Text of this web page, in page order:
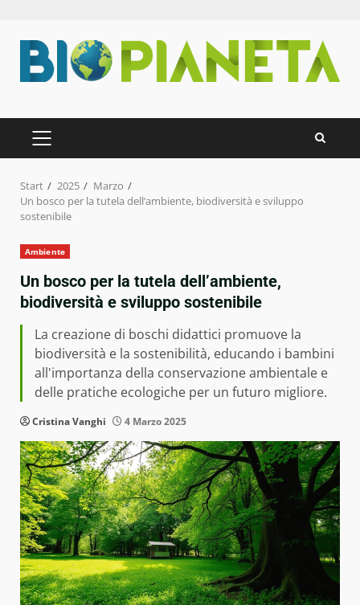
Inhalt
springen
PRIMÄRES
MENÜ
Start 2025
Marzo
Un bosco per la tutela dell’ambiente, biodiversità e sviluppo
sostenibile
Ambiente
Un bosco per la tutela dell’ambiente,
biodiversità e sviluppo sostenibile
La creazione di boschi didattici promuove la
biodiversità e la sostenibilità, educando i bambini
all'importanza della conservazione ambientale e
delle pratiche ecologiche per un futuro migliore.
Cristina Vanghi 4 Marzo 2025